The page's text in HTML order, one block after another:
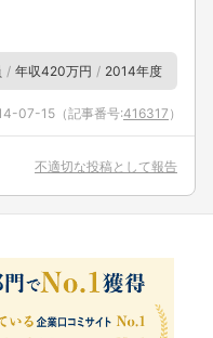
年収420万円 2014年度
07-15 （記事番号:416317 ）
不適切な投稿として報告